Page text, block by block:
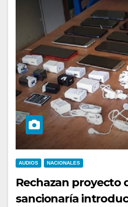
AUDIOS NACIONALES
Rechazan proyecto
sancionaría